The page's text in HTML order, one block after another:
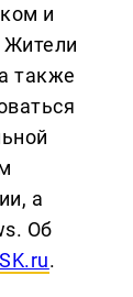
и
также
а
Об
.